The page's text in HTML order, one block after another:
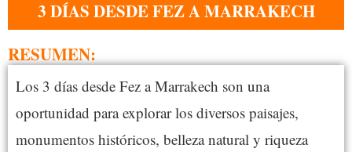
3 DÍAS DESDE FEZ A MARRAKECH
RESUMEN:
Los 3 días desde Fez a Marrakech son una
oportunidad para explorar los diversos paisajes,
monumentos históricos, belleza natural y riqueza